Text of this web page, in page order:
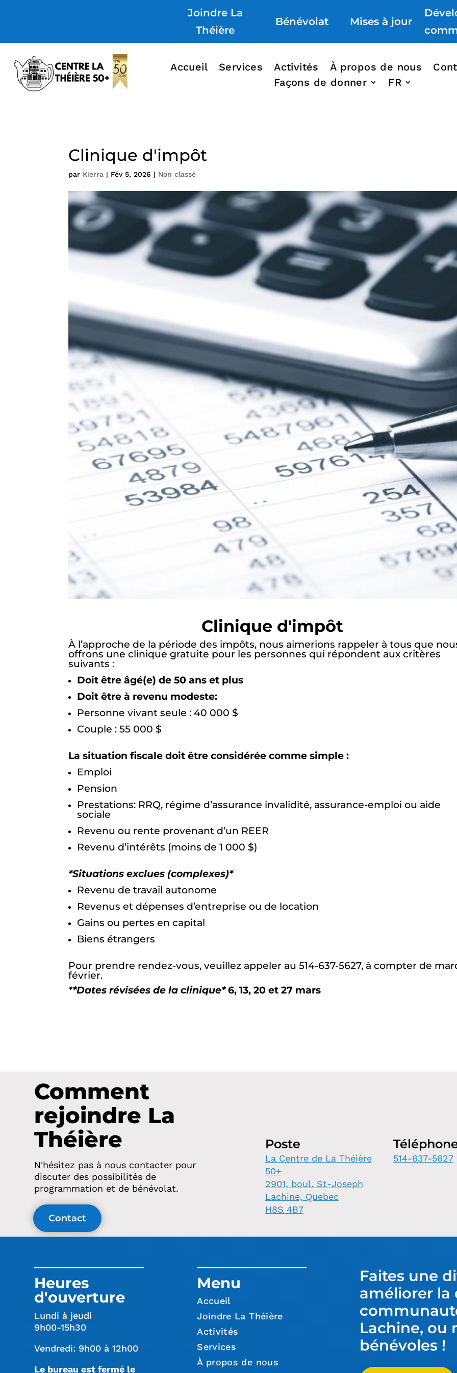
Joindre La
Théière
Bénévolat Mises à jour
Accueil Services Activités À propos de nous
Façons de donner
FR
Clinique d'impôt
par Kierra | Fév 5, 2026 | Non classé
Clinique d'impôt
À l’approche de la période des impôts, nous aimerions rappeler à tous que
offrons une clinique gratuite pour les personnes qui répondent aux critères
suivants :
Doit être âgé(e) de 50 ans et plus
Doit être à revenu modeste:
Personne vivant seule : 40 000 $
Couple : 55 000 $
La situation fiscale doit être considérée comme simple :
Emploi
Pension
Prestations: RRQ, régime d’assurance invalidité, assurance-emploi ou aide
sociale
Revenu ou rente provenant d’un REER
Revenu d’intérêts (moins de 1 000 $)
*Situations exclues (complexes)*
Revenu de travail autonome
Revenus et dépenses d’entreprise ou de location
Gains ou pertes en capital
Biens étrangers
Pour prendre rendez-vous, veuillez appeler au 514-637-5627, à compter de
février.
**Dates révisées de la clinique*6, 13, 20 et 27 mars
Comment
rejoindre La
Théière
N'hésitez pas à nous contacter pour
discuter des possibilités de
programmation et de bénévolat.
Contact
Poste
La Centre de La Théière
50+
2901, boul. St-Joseph
Lachine, Quebec
H8S 4B7
514-637-5627
Heures
d'ouverture
Lundi à jeudi
9h00-15h30
Vendredi: 9h00 à 12h00
Le bureau est fermé le
Menu
Accueil
Joindre La Théière
Activités
Services
À propos de nous
Faites une
améliorer la
Lachine, ou
bénévoles !